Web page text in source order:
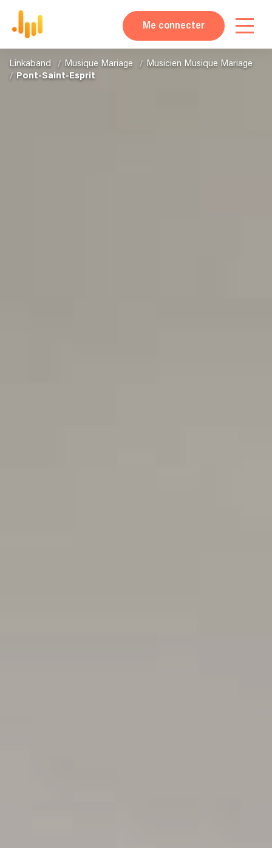
Me connecter
Linkaband Musique Mariage
Musicien Musique Mariage
Pont-Saint-Esprit